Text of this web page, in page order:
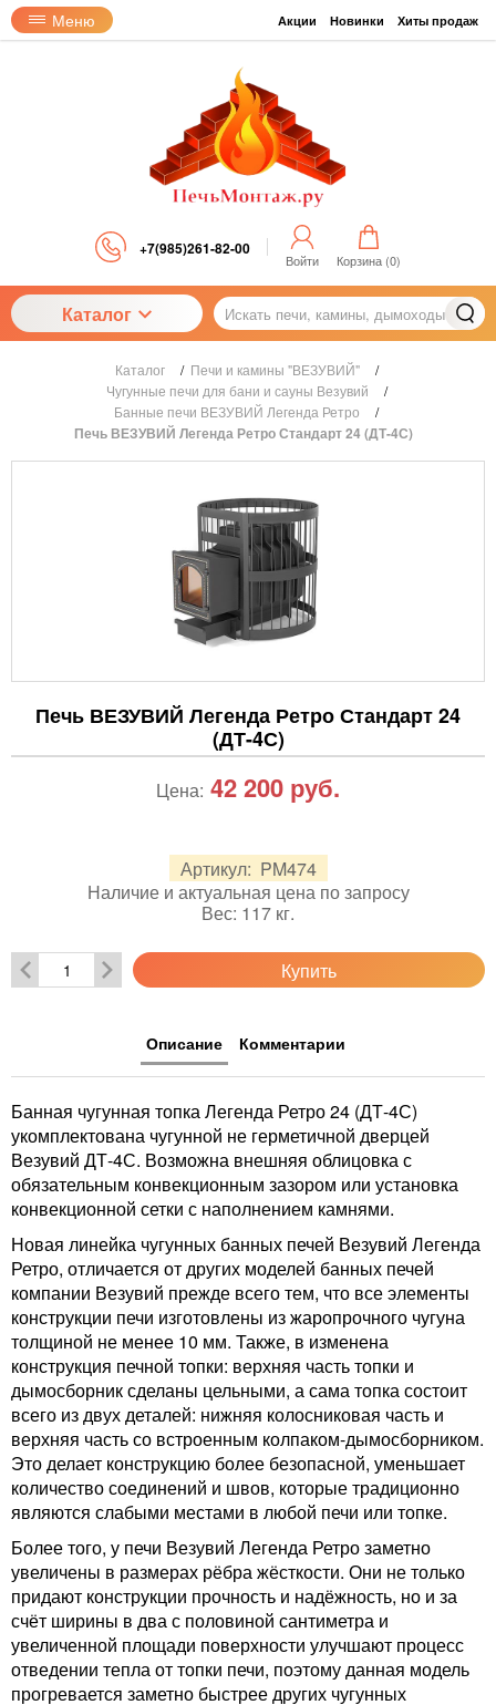
Меню Акции Новинки Хиты продаж
+7(985)261-82-00
Войти Корзина (0)
Каталог
Каталог / Печи и камины "ВЕЗУВИЙ"
/
Чугунные печи для бани и сауны Везувий
/
Банные печи ВЕЗУВИЙ Легенда Ретро
/
Печь ВЕЗУВИЙ Легенда Ретро Стандарт 24 (ДТ-4С)
Печь ВЕЗУВИЙ Легенда Ретро Стандарт 24
(ДТ-4С)
Артикул: PM474
Наличие и актуальная цена по запросу
Вес: 117 кг.
Цена: 42 200 руб.
Купить
Описание Комментарии
Банная чугунная топка Легенда Ретро 24 (ДТ-4С)
укомплектована чугунной не герметичной дверцей
Везувий ДТ-4С. Возможна внешняя облицовка с
обязательным конвекционным зазором или установка
конвекционной сетки с наполнением камнями.
Новая линейка чугунных банных печей Везувий Легенда
Ретро, отличается от других моделей банных печей
компании Везувий прежде всего тем, что все элементы
конструкции печи изготовлены из жаропрочного чугуна
толщиной не менее 10 мм. Также, в изменена
конструкция печной топки: верхняя часть топки и
дымосборник сделаны цельными, а сама топка состоит
всего из двух деталей: нижняя колосниковая часть и
верхняя часть со встроенным колпаком-дымосборником.
Это делает конструкцию более безопасной, уменьшает
количество соединений и швов, которые традиционно
являются слабыми местами в любой печи или топке.
Более того, у печи Везувий Легенда Ретро заметно
увеличены в размерах рёбра жёсткости. Они не только
придают конструкции прочность и надёжность, но и за
счёт ширины в два с половиной сантиметра и
увеличенной площади поверхности улучшают процесс
отведении тепла от топки печи, поэтому данная модель
прогревается заметно быстрее других чугунных